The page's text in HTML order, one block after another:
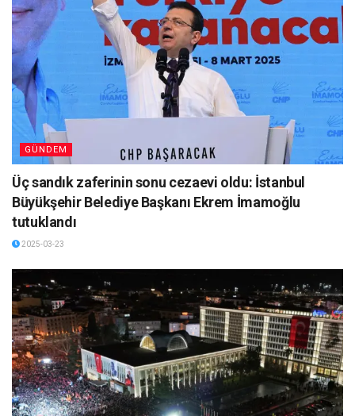
GÜNDEM
Üç sandık zaferinin sonu cezaevi oldu: İstanbul
Büyükşehir Belediye Başkanı Ekrem İmamoğlu
tutuklandı
2025-03-23